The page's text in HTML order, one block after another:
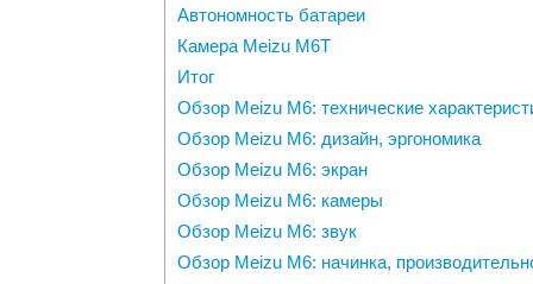
Автономность батареи
Камера Meizu M6T
Итог
Обзор Meizu M6: технические
Обзор Meizu M6: дизайн, эргономика
Обзор Meizu M6: экран
Обзор Meizu M6: камеры
Обзор Meizu M6: звук
Обзор Meizu M6: начинка,